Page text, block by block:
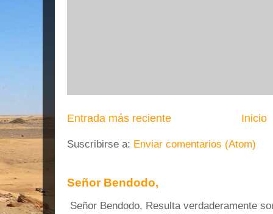
Entrada más reciente Inicio
Suscribirse a: Enviar comentarios (Atom)
Señor Bendodo,
Señor Bendodo, Resulta verdaderamente